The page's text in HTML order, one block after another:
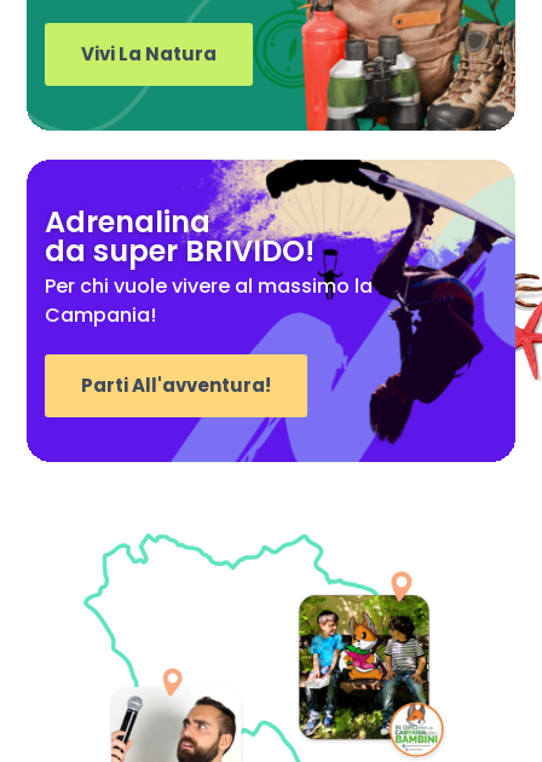
Vivi La Natura
Adrenalina
da super BRIVIDO!
Per chi vuole vivere al massimo la
Campania!
Parti All'avventura!